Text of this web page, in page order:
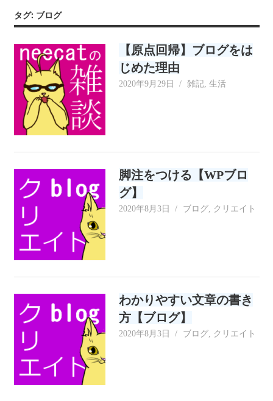
ゴ
ー
タグ: ブログ
【原点回帰】ブログをは
じめた理由
2020年9月29日 neecat
雑記, 生活
脚注をつける【WPブロ
グ】
2020年8月3日 neecat
ブログ, クリエイト
わかりやすい文章の書き
方【ブログ】
2020年8月3日 neecat
ブログ, クリエイト